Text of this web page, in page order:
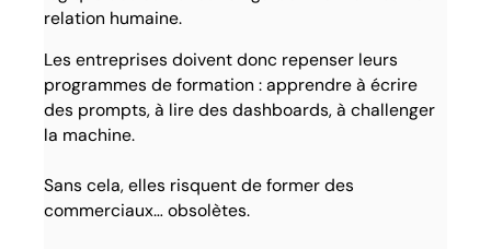
relation humaine.
Les entreprises doivent donc repenser leurs
programmes de formation : apprendre à écrire
des prompts, à lire des dashboards, à challenger
la machine.
Sans cela, elles risquent de former des
commerciaux… obsolètes.